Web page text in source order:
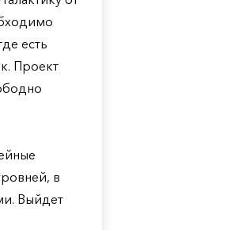
есть
Проект
в
Выйдет